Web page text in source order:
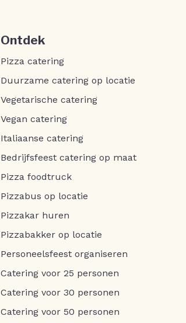
Ontdek
Pizza catering
Duurzame catering op locatie
Vegetarische catering
Vegan catering
Italiaanse catering
Bedrijfsfeest catering op maat
Pizza foodtruck
Pizzabus op locatie
Pizzakar huren
Pizzabakker op locatie
Personeelsfeest organiseren
Catering voor 25 personen
Catering voor 30 personen
Catering voor 50 personen